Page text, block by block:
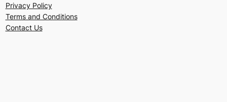
Privacy Policy
Terms and Conditions
Contact Us